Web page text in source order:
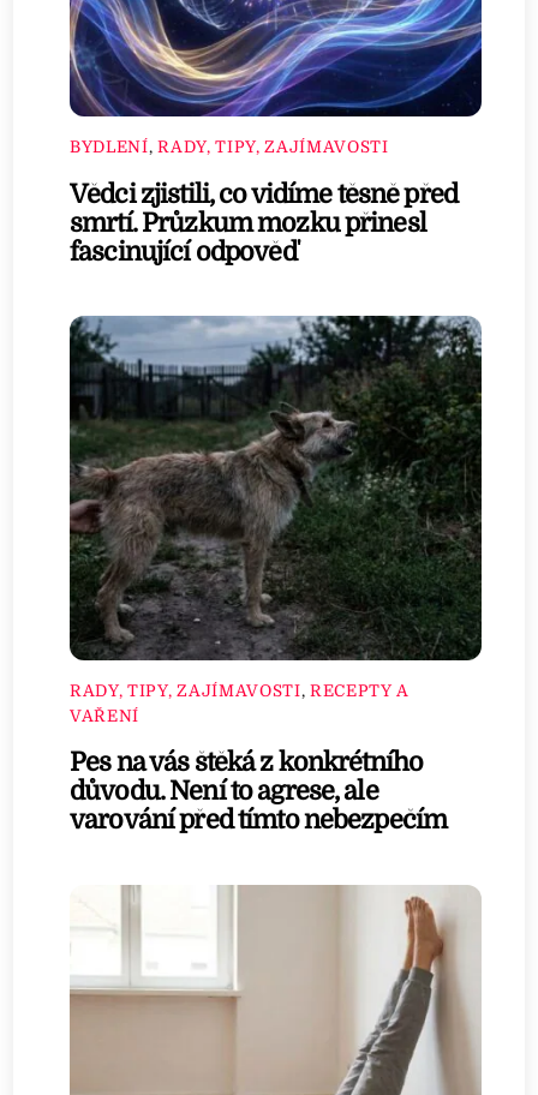
BYDLENÍ,RADY, TIPY, ZAJÍMAVOSTI
Vědci zjistili, co vidíme těsně před
smrtí. Průzkum mozku přinesl
fascinující odpověď
RADY, TIPY, ZAJÍMAVOSTI, RECEPTY A
VAŘENÍ
Pes na vás štěká z konkrétního
důvodu. Není to agrese, ale
varování před tímto nebezpečím